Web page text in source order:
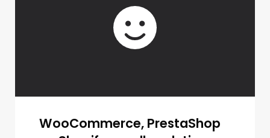
WooCommerce, PrestaShop